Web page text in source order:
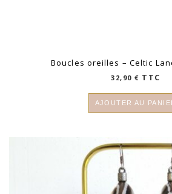
Boucles oreilles – Celtic
32,90€ TTC
AJOUTER AU